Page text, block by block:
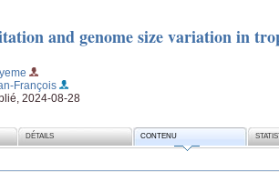
and genome size variation in
François
2024-08-28
DÉTAILS CONTENU